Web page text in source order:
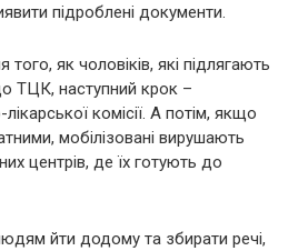
підроблені документи.
як чоловіків, які підлягають
ТЦК, наступний крок –
комісії. А потім, якщо
мобілізовані вирушають
центрів, де їх готують до
йти додому та збирати речі,